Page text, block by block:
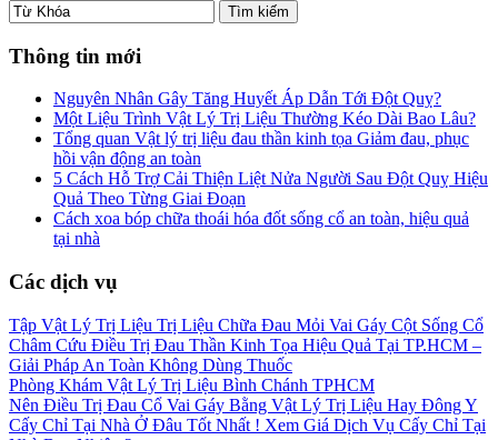
Thông tin mới
Nguyên Nhân Gây Tăng Huyết Áp Dẫn Tới Đột Quỵ?
Một Liệu Trình Vật Lý Trị Liệu Thường Kéo Dài Bao Lâu?
Tổng quan Vật lý trị liệu đau thần kinh tọa Giảm đau, phục
hồi vận động an toàn
5 Cách Hỗ Trợ Cải Thiện Liệt Nửa Người Sau Đột Quỵ Hiệu
Quả Theo Từng Giai Đoạn
Cách xoa bóp chữa thoái hóa đốt sống cổ an toàn, hiệu quả
tại nhà
Các dịch vụ
Tập Vật Lý Trị Liệu Trị Liệu Chữa Đau Mỏi Vai Gáy Cột Sống Cổ
Châm Cứu Điều Trị Đau Thần Kinh Tọa Hiệu Quả Tại TP.HCM –
Giải Pháp An Toàn Không Dùng Thuốc
Phòng Khám Vật Lý Trị Liệu Bình Chánh TPHCM
Nên Điều Trị Đau Cổ Vai Gáy Bằng Vật Lý Trị Liệu Hay Đông Y
Cấy Chỉ Tại Nhà Ở Đâu Tốt Nhất ! Xem Giá Dịch Vụ Cấy Chỉ Tại